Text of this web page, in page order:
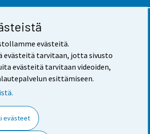
evästeitä.
tarvitaan, jotta sivusto
evästeitä tarvitaan videoiden,
esittämiseen.
evästeet